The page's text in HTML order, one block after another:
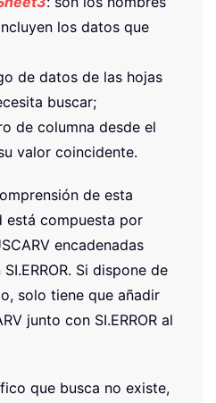
los datos que
de datos de las hojas
buscar;
de columna desde el
valor coincidente.
de esta
está compuesta por
encadenadas
Si dispone de
solo tiene que añadir
junto con SI.ERROR al
que busca no existe,